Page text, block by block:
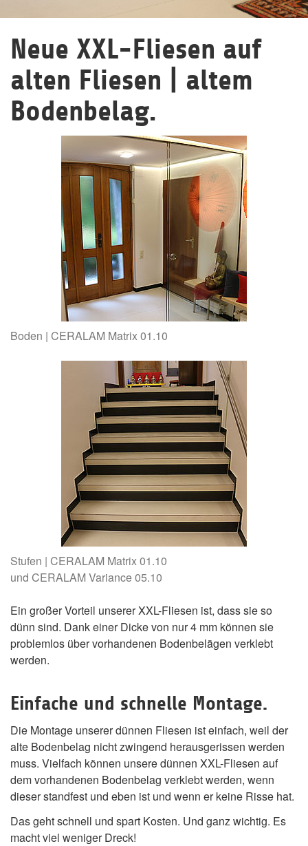
Neue XXL-Fliesen auf
alten Fliesen | altem
Bodenbelag.
Boden | CERALAM Matrix 01.10
Stufen | CERALAM Matrix 01.10
und CERALAM Variance 05.10
Ein großer Vorteil unserer XXL-Fliesen ist, dass sie so
dünn sind. Dank einer Dicke von nur 4 mm können sie
problemlos über vorhandenen Bodenbelägen verklebt
werden.
Einfache und schnelle Montage.
Die Montage unserer dünnen Fliesen ist einfach, weil der
alte Bodenbelag nicht zwingend herausgerissen werden
muss. Vielfach können unsere dünnen XXL-Fliesen auf
dem vorhandenen Bodenbelag verklebt werden, wenn
dieser standfest und eben ist und wenn er keine Risse hat.
Das geht schnell und spart Kosten. Und ganz wichtig. Es
macht viel weniger Dreck!